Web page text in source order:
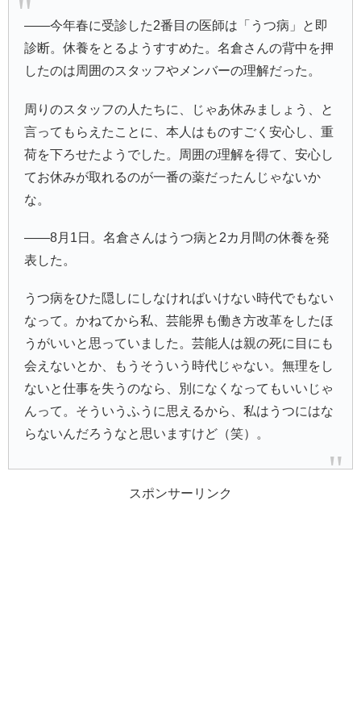
――今年春に受診した2番目の医師は「うつ病」と即
診断。休養をとるようすすめた。名倉さんの背中を押
したのは周囲のスタッフやメンバーの理解だった。
周りのスタッフの人たちに、じゃあ休みましょう、と
言ってもらえたことに、本人はものすごく安心し、重
荷を下ろせたようでした。周囲の理解を得て、安心し
てお休みが取れるのが一番の薬だったんじゃないか
な。
――8月1日。名倉さんはうつ病と2カ月間の休養を発
表した。
うつ病をひた隠しにしなければいけない時代でもない
なって。かねてから私、芸能界も働き方改革をしたほ
うがいいと思っていました。芸能人は親の死に目にも
会えないとか、もうそういう時代じゃない。無理をし
ないと仕事を失うのなら、別になくなってもいいじゃ
んって。そういうふうに思えるから、私はうつにはな
らないんだろうなと思いますけど（笑）。
スポンサーリンク